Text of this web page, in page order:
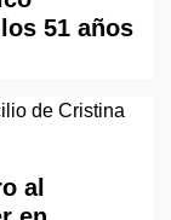
51 años
al